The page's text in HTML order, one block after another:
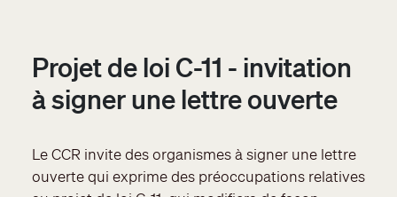
Projet de loi C-11 - invitation
à signer une lettre ouverte
Le CCR invite des organismes à signer une lettre
ouverte qui exprime des préoccupations relatives